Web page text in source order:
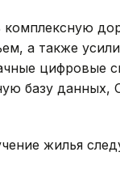
комплексную
а также
цифровые
базу данных,
жилья